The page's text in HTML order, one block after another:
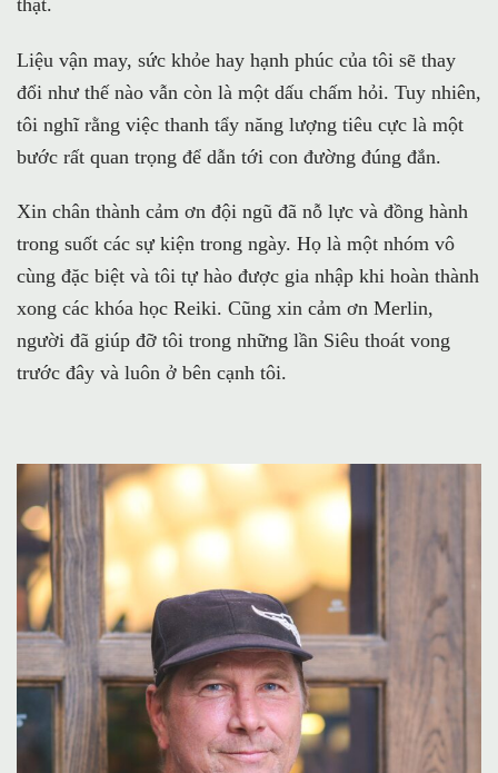
Liệu vận may, sức khỏe hay hạnh phúc của tôi sẽ thay
đổi như thế nào vẫn còn là một dấu chấm hỏi. Tuy nhiên,
tôi nghĩ rằng việc thanh tẩy năng lượng tiêu cực là một
bước rất quan trọng để dẫn tới con đường đúng đắn.
Xin chân thành cảm ơn đội ngũ đã nỗ lực và đồng hành
trong suốt các sự kiện trong ngày. Họ là một nhóm vô
cùng đặc biệt và tôi tự hào được gia nhập khi hoàn thành
xong các khóa học Reiki. Cũng xin cảm ơn Merlin,
người đã giúp đỡ tôi trong những lần Siêu thoát vong
trước đây và luôn ở bên cạnh tôi.